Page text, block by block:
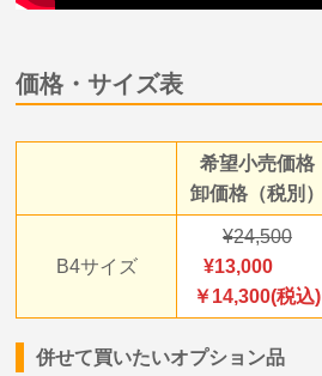
価格・サイズ表
希望小売価格
卸価格（税別）
B4サイズ
24,500
13,000
￥14,300(税込)
併せて買いたいオプション品